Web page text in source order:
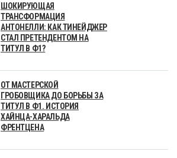
ШОКИРУЮЩАЯ
ТРАНСФОРМАЦИЯ
АНТОНЕЛЛИ: КАК ТИНЕЙДЖЕР
СТАЛ ПРЕТЕНДЕНТОМ НА
ТИТУЛ В Ф1?
ОТ МАСТЕРСКОЙ
ГРОБОВЩИКА ДО БОРЬБЫ ЗА
ТИТУЛ В Ф1. ИСТОРИЯ
ХАЙНЦА-ХАРАЛЬДА
ФРЕНТЦЕНА